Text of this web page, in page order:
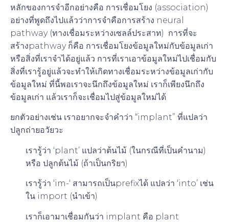
หลักของการจำอีกอย่างคือ การเชื่อมโยง (association)
อย่างที่พูดถึงไปแล้วว่าการจำคือการสร้าง neural
pathway (ทางเชื่อมระหว่างเซลล์ประสาท) การที่จะ
สร้างpathway ก็คือ การเชื่อมโยงข้อมูลใหม่กับข้อมูลเก่า
หรือสิ่งที่เราจำได้อยู่แล้ว การที่เราเอาข้อมูลใหม่ไปเชื่อมกับ
สิ่งที่เรารู้อยู่แล้วจะทำให้เกิดทางเชื่อมระหว่างข้อมูลเก่ากับ
ข้อมูลใหม่ ที่นี้พอเราจะนึกถึงข้อมูลใหม่ เราก็เพียงนึกถึง
ข้อมูลเก่า แล้วเราก็จะเชื่อมไปสู่ข้อมูลใหม่ได้
ยกตัวอย่างเช่น เราอยากจะจำคำว่า “implant” ที่แปลว่า
ปลูกถ่ายอวัยวะ
เรารู้ว่า ‘plant’ แปลว่าต้นไม้ (ในกรณีที่เป็นคำนาม)
หรือ ปลูกต้นไม้ (ถ้าเป็นกริยา)
เรารู้ว่า ‘im-‘ สามารถเป็นprefixได้ แปลว่า ‘into’ เช่น
ใน import (นำเข้า)
เราก็เอามาเชื่อมกันว่า implant คือ plant